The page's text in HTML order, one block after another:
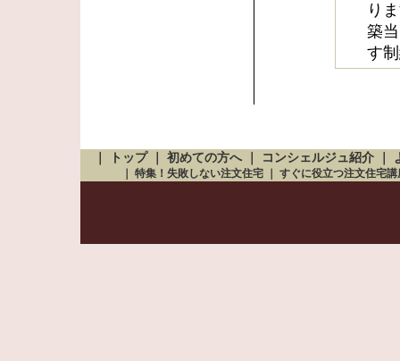
り
築
す
トップ｜ 初めての方へ コンシェルジュ紹介
特集！失敗しない注文住宅 すぐに役立つ注文住宅講